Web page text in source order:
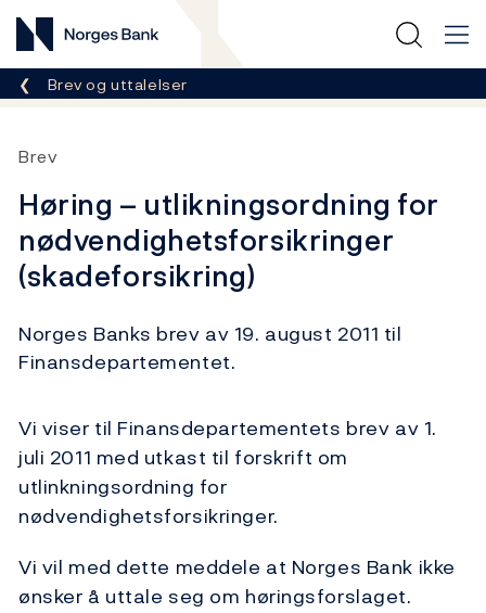
Norges Bank
Her er du nå:
Brev og uttalelser
Brev
Høring – utlikningsordning for
nødvendighetsforsikringer
(skadeforsikring)
Norges Banks brev av 19. august 2011 til
Finansdepartementet.
Vi viser til Finansdepartementets brev av 1.
juli 2011 med utkast til forskrift om
utlinkningsordning for
nødvendighetsforsikringer.
Vi vil med dette meddele at Norges Bank ikke
ønsker å uttale seg om høringsforslaget.